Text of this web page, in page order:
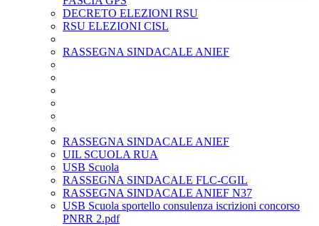
DECRETO ELEZIONI RSU
RSU ELEZIONI CISL
RASSEGNA SINDACALE ANIEF
RASSEGNA SINDACALE ANIEF
UIL SCUOLA RUA
USB Scuola
RASSEGNA SINDACALE FLC-CGIL
RASSEGNA SINDACALE ANIEF N37
USB Scuola sportello consulenza iscrizioni concorso
PNRR 2.pdf